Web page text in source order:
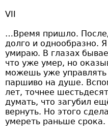
VII
…Время пришло.
долго и однообразно.
умираю. В глазах
что уже умер, но
можешь уже управлять
паршиво на душе.
лет, точнее
думать, что загубил
вернуть. Но этого
умереть раньше срока.